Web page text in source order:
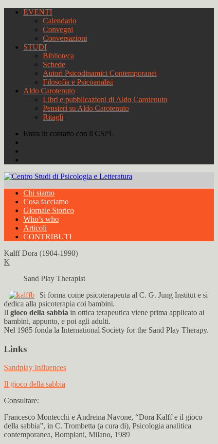
EVENTI
Calendario
Convegni
Conversazioni
STUDI
Biblioteca
Schede
Autori Psicodinamici Contemporanei
Filosofia e Psicoanalisi
Aldo Carotenuto
Libri e pubblicazioni di Aldo Carotenuto
Pensieri su Aldo Carotenuto
Ritagli
Entra in contatto con il CSPL
Chi siamo
Cosa facciamo
Giornale Storico
Who’s who
Articoli
CONTRIBUTI
Kalff Dora (1904-1990)
K
Sand Play Therapist
Si forma come psicoterapeuta al C. G. Jung Institut e si
dedica alla psicoterapia coi bambini.
Il gioco della sabbia in ottica terapeutica viene prima applicato ai
bambini, appunto, e poi agli adulti.
Nel 1985 fonda la International Society for the Sand Play Therapy.
Links
Sandplay Influences
Il gioco della sabbia
Consultare:
Francesco Montecchi e Andreina Navone, “Dora Kalff e il gioco
della sabbia”, in C. Trombetta (a cura di), Psicologia analitica
contemporanea, Bompiani, Milano, 1989